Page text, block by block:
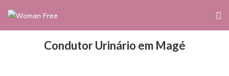
Condutor Urinário em Magé